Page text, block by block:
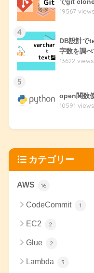
19567 views
4
DB設計で
字数を調
13622 views
5
open関数
10591 views
カテゴリー
AWS 16
CodeCommit 1
EC2 2
Glue 2
Lambda 3